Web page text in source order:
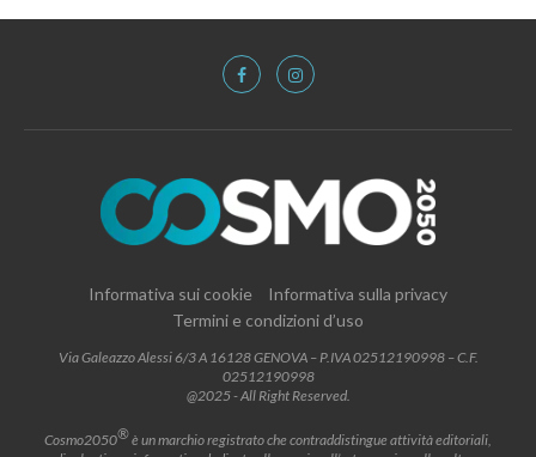
Informativa sui cookie
Informativa sulla privacy
Termini e condizioni d’uso
Via Galeazzo Alessi 6/3 A 16128 GENOVA – P.IVA 02512190998 – C.F.
02512190998
@2025 - All Right Reserved.
Cosmo2050®è un marchio registrato che contraddistingue attività editoriali,